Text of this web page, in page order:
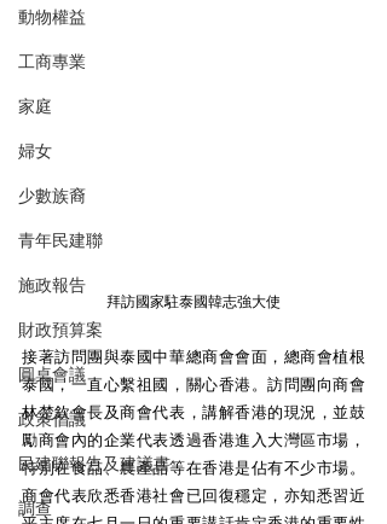
動物權益
工商專業
家庭
婦女
少數族裔
青年民建聯
施政報告
財政預算案
圓桌會議
政策倡議
民建聯報告及建議書
調查
拜訪國家駐泰國韓志強大使
接著訪問團與泰國中華總商會會面，總商會植根
泰國，一直心繫祖國，關心香港。訪問團向商會
林楚欽會長及商會代表，講解香港的現況，並鼓
勵商會內的企業代表透過香港進入大灣區市場，
特別在食品、農產品等在香港是佔有不少市場。
商會代表欣悉香港社會已回復穩定，亦知悉習近